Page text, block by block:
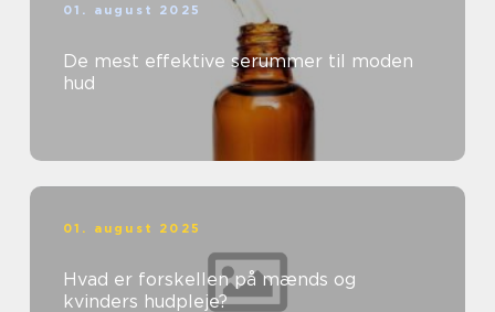
01. august 2025
De mest effektive serummer til moden
hud
01. august 2025
Hvad er forskellen på mænds og
kvinders hudpleje?